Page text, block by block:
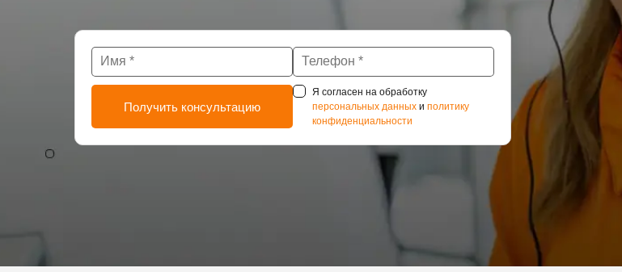
Я согласен на обработку
персональных данныхи политику
конфиденциальности